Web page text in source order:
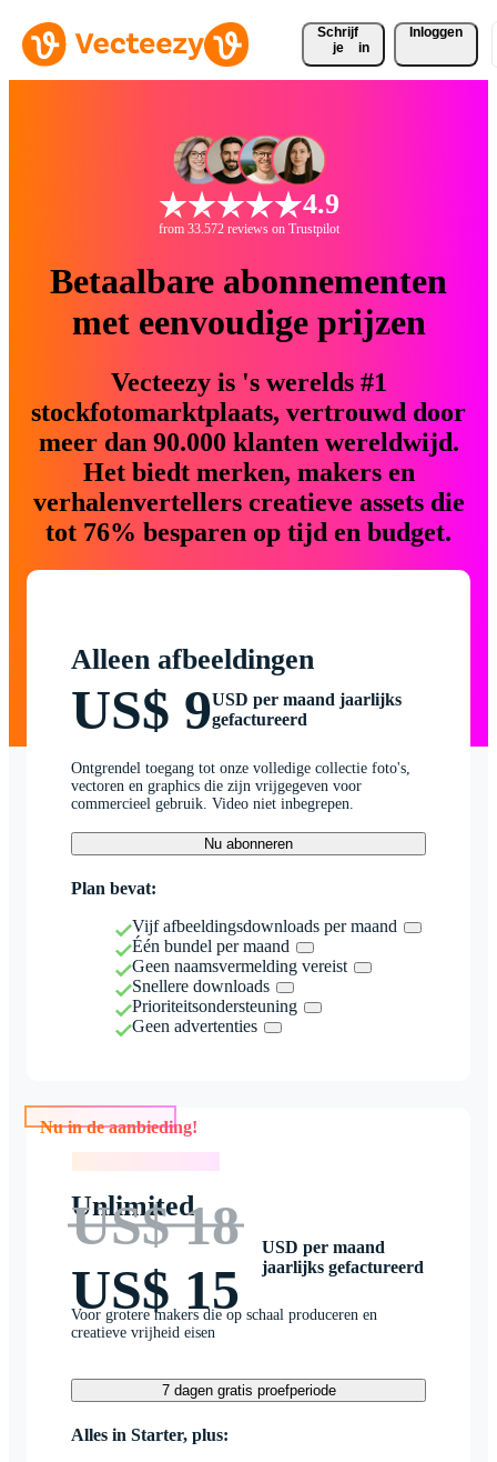
Schrijf
je
in
Inloggen
4.9
from 33.572 reviews on Trustpilot
Betaalbare abonnementen
met eenvoudige prijzen
Vecteezy is 's werelds #1
stockfotomarktplaats, vertrouwd door
meer dan 90.000 klanten wereldwijd.
Het biedt merken, makers en
verhalenvertellers creatieve assets die
tot 76% besparen op tijd en budget.
Alleen afbeeldingen
US$ 9USD per maand jaarlijks
gefactureerd
Ontgrendel toegang tot onze volledige collectie foto's,
vectoren en graphics die zijn vrijgegeven voor
commercieel gebruik. Video niet inbegrepen.
Nu abonneren
Plan bevat:
Vijf afbeeldingsdownloads per maand
Één bundel per maand
Geen naamsvermelding vereist
Snellere downloads
Prioriteitsondersteuning
Geen advertenties
Nu in de aanbieding!
Unlimited
US$ 18
US$ 15
USD per maand
jaarlijks gefactureerd
Voor grotere makers die op schaal produceren en
creatieve vrijheid eisen
7 dagen gratis proefperiode
Alles in Starter, plus: